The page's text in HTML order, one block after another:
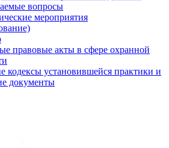
вопросы
мероприятия
правовые акты в сфере охранной
кодексы установившейся практики и
документы